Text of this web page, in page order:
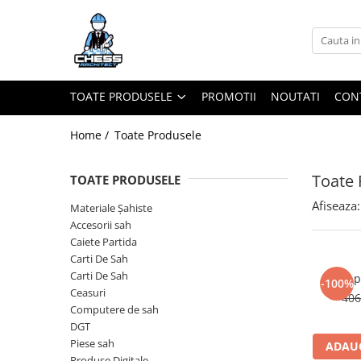
Toate Produsele
Accesorii tabla
Ceasuri Pentru Diverse Jocuri
Tabla De Sah Din Lemn
Cluburi Si Scoli
Colectie De Partide
colectie de partide
Computere de sah
TOATE PRODUSELE PROMOTII NOUTATI
Home / Toate Produsele
Toate
TOATE PRODUSELE
Materiale Șahiste
Accesorii sah
Caiete Partida
Carti De Sah
Carti De Sah
Ceasuri
Computere de sah
DGT
Piese sah
Afiseaza:
-100%